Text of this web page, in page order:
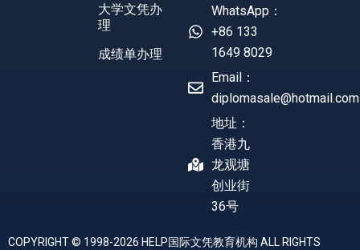
大学文凭办
理
成绩单办理
WhatsApp：
+86 133
1649 8029
Email：
diplomasale@hotmail.com
地址：
香港九
龙观塘
创业街
36号
COPYRIGHT © 1998-2026 HELP国际文凭教育机构 ALL RIGHTS